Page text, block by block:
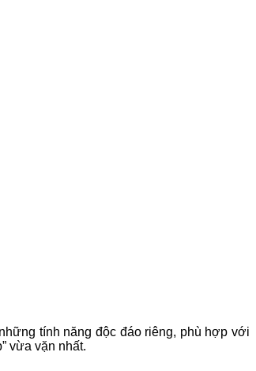
tính năng độc đáo riêng, phù hợp với
vừa vặn nhất.